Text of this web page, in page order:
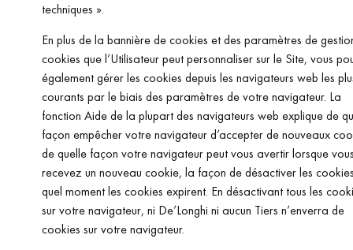
techniques ».
En plus de la bannière de cookies et des paramètres de
cookies que l’Utilisateur peut personnaliser sur le Site, vous
également gérer les cookies depuis les navigateurs web les
courants par le biais des paramètres de votre navigateur. La
fonction Aide de la plupart des navigateurs web explique de
façon empêcher votre navigateur d’accepter de nouveaux
de quelle façon votre navigateur peut vous avertir lorsque
recevez un nouveau cookie, la façon de désactiver les
quel moment les cookies expirent. En désactivant tous les
sur votre navigateur, ni De’Longhi ni aucun Tiers n’enverra de
cookies sur votre navigateur.